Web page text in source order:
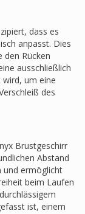
dass es
anpasst. Dies
den Rücken
ausschließlich
um eine
des
Brustgeschirr
Abstand
und ermöglicht
beim Laufen
ist, einem